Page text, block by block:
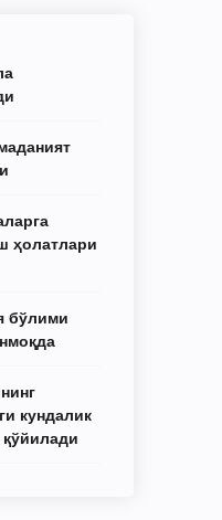
ҳолатлари
бўлими
кундалик
қўйилади